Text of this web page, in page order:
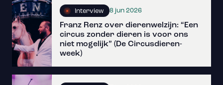
Interview 8 jun 2026
Franz Renz over dierenwelzijn: “Een
circus zonder dieren is voor ons
niet mogelijk” (De Circusdieren-
week)